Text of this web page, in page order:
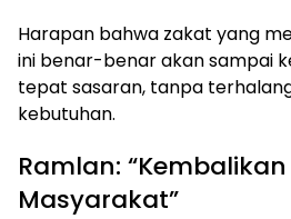
Harapan bahwa zakat yang
ini benar-benar akan sampai
tepat sasaran, tanpa
kebutuhan.
Ramlan:
Masyarakat”